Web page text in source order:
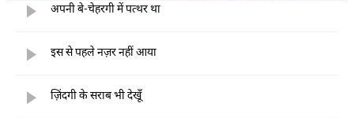
अपनी बे-चेहरगी में पत्थर था
इस से पहले नज़र नहीं आया
ज़िंदगी के सराब भी देखूँ